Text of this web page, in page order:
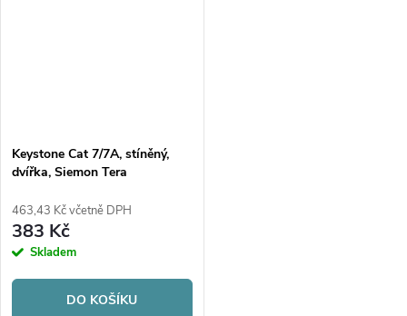
Keystone Cat 7/7A, stíněný,
dvířka, Siemon Tera
463,43 Kč včetně DPH
383 Kč
Skladem
DO KOŠÍKU